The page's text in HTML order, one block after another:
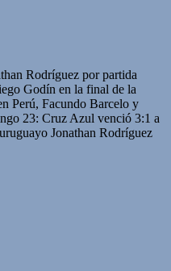
Rodríguez por partida
Godín en la final de la
Perú, Facundo Barcelo y
23: Cruz Azul venció 3:1 a
Jonathan Rodríguez